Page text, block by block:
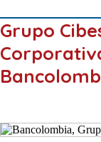
Grupo